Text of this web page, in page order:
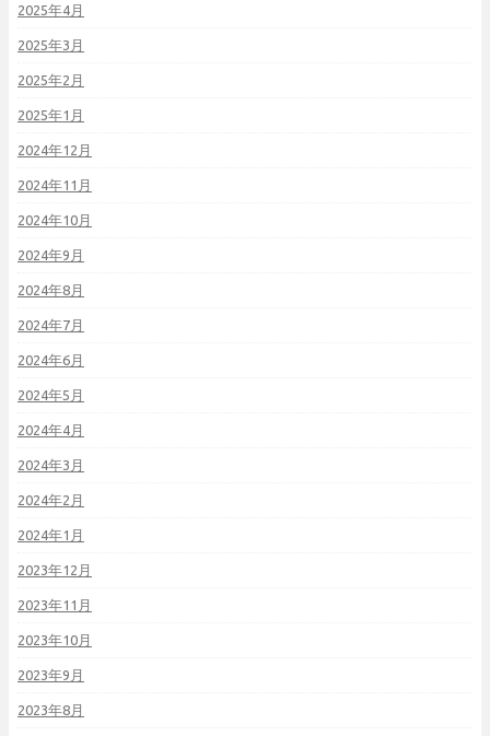
2025年4月
2025年3月
2025年2月
2025年1月
2024年12月
2024年11月
2024年10月
2024年9月
2024年8月
2024年7月
2024年6月
2024年5月
2024年4月
2024年3月
2024年2月
2024年1月
2023年12月
2023年11月
2023年10月
2023年9月
2023年8月